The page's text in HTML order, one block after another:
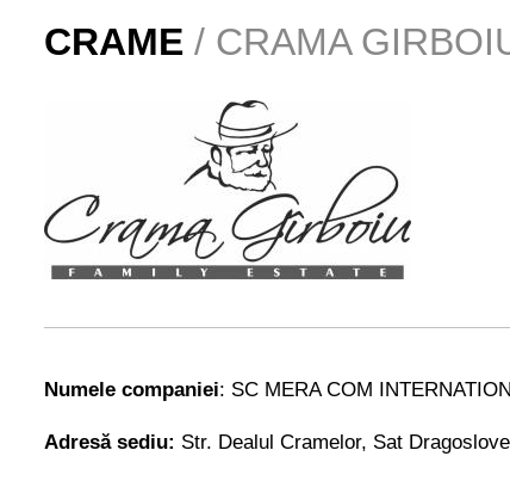
CRAME / CRAMA
Numele companiei: SC MERA COM
Adresă sediu: Str. Dealul Cramelor, Sat